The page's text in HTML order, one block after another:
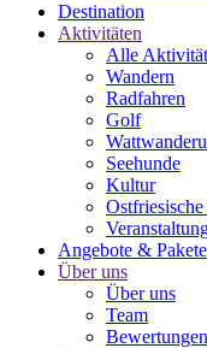
Destination
Aktivitäten
Alle
Wandern
Radfahren
Golf
Seehunde
Kultur
Angebote & Pakete
Über uns
Über uns
Team
Bewertungen